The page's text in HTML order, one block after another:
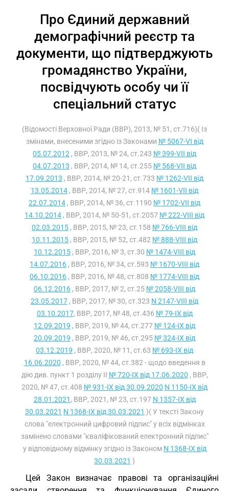
Про Єдиний державний
демографічний реєстр та
документи, що підтверджують
громадянство України,
посвідчують особу чи її
спеціальний статус
(Відомості Верховної Ради (ВВР), 2013, № 51, ст.716)( Із
змінами, внесеними згідно із Законами № 5067-VI від
05.07.2012 , ВВР, 2013, № 24, ст.243 № 399-VII від
04.07.2013 , ВВР, 2014, № 14, ст.255 № 568-VII від
17.09.2013 , ВВР, 2014, № 20-21, ст.733 № 1262-VII від
13.05.2014 , ВВР, 2014, № 27, ст.914 № 1601-VII від
22.07.2014 , ВВР, 2014, № 36, ст.1190 № 1702-VII від
14.10.2014 , ВВР, 2014, № 50-51, ст.2057 № 222-VIII від
02.03.2015 , ВВР, 2015, № 23, ст.158 № 766-VIII від
10.11.2015 , ВВР, 2015, № 52, ст.482 № 888-VIII від
10.12.2015 , ВВР, 2016, № 3, ст.30 № 1474-VIII від
14.07.2016 , ВВР, 2016, № 34, ст.593 № 1670-VIII від
06.10.2016 , ВВР, 2016, № 48, ст.808 № 1774-VIII від
06.12.2016 , ВВР, 2017, № 2, ст.25 № 2058-VIII від
23.05.2017 , ВВР, 2017, № 30, ст.323 N 2147-VIII від
03.10.2017, ВВР, 2017, № 48, ст.436 № 79-IX від
12.09.2019 , ВВР, 2019, № 44, ст.277 № 124-IX від
20.09.2019 , ВВР, 2019, № 46, ст.295 № 324-IX від
03.12.2019 , ВВР, 2020, № 11, ст.63 № 693-IX від
16.06.2020 , ВВР, 2020, № 44, ст.382 - щодо введення в
дію див. пункт 1 розділу II № 720-IX від 17.06.2020 , ВВР,
2020, № 47, ст.408 № 931-IX від 30.09.2020 N 1150-IX від
28.01.2021 , ВВР, 2021, № 23, ст.197 N 1357-IX від
30.03.2021 N 1368-IX від 30.03.2021 )( У тексті Закону
слова "електронний цифровий підпис" у всіх відмінках
замінено словами "кваліфікований електронний підпис"
у відповідному відмінку згідно із Законом N 1368-IX від
30.03.2021 )
Цей Закон визначає правові та організаційні